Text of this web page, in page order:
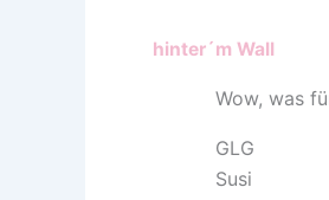
hinter´m Wall
Wow, was
GLG
Susi